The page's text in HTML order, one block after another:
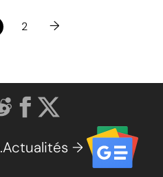
2 →
.Actualités →